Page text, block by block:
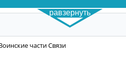
равзернуть
части Связи